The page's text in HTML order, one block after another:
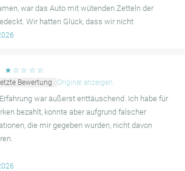
war das Auto mit wütenden Zetteln der
Wir hatten Glück, dass wir nicht
wurden. Nie wieder. Betrüger!
☆ ☆ ☆ ☆ ☆
Bewertung
Original anzeigen
war äußerst enttäuschend. Ich habe für
bezahlt, konnte aber aufgrund falscher
die mir gegeben wurden, nicht davon
den Eigentümer kontaktiert, um Erklärungen zu